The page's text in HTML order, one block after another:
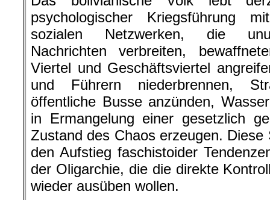
psychologischer Kriegsführung
sozialen Netzwerken, die
Nachrichten verbreiten,
Viertel und Geschäftsviertel
und Führern niederbrennen,
öffentliche Busse anzünden,
in Ermangelung einer gesetzlich
Zustand des Chaos erzeugen.
den Aufstieg faschistoider
der Oligarchie, die die direkte
wieder ausüben wollen.